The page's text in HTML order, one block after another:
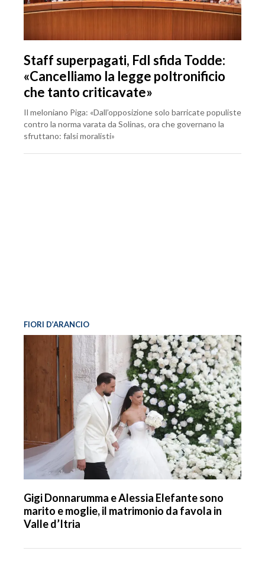
Staff superpagati, FdI sfida Todde:
«Cancelliamo la legge poltronificio
che tanto criticavate»
Il meloniano Piga: «Dall’opposizione solo barricate populiste
contro la norma varata da Solinas, ora che governano la
sfruttano: falsi moralisti»
FIORI D’ARANCIO
Gigi Donnarumma e Alessia Elefante sono
marito e moglie, il matrimonio da favola in
Valle d’Itria